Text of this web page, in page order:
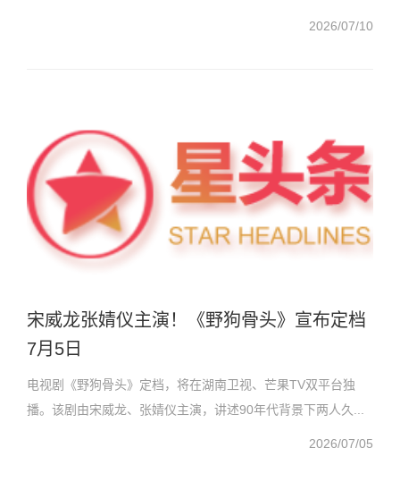
2026/07/10
宋威龙张婧仪主演！《野狗骨头》宣布定档
7月5日
电视剧《野狗骨头》定档，将在湖南卫视、芒果TV双平台独
播。该剧由宋威龙、张婧仪主演，讲述90年代背景下两人久...
2026/07/05